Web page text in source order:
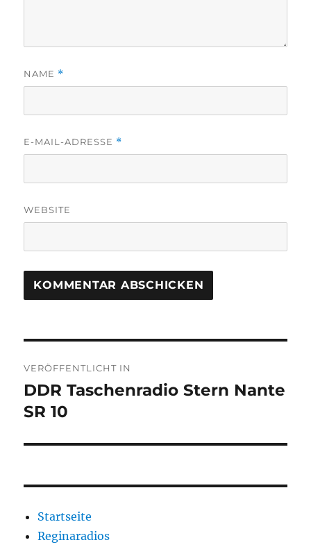
NAME *
E-MAIL-ADRESSE *
WEBSITE
VERÖFFENTLICHT IN
DDR Taschenradio Stern Nante
SR 10
Startseite
Reginaradios